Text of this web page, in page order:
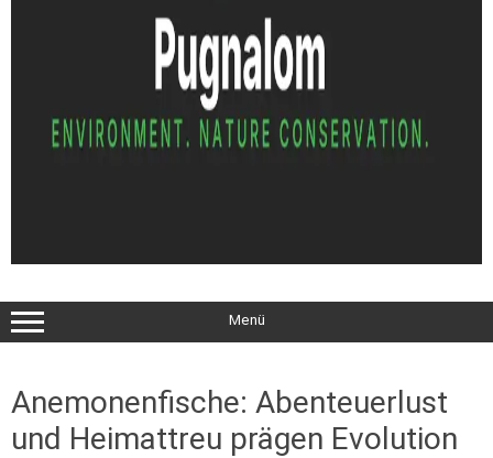
Menü
Anemonenfische: Abenteuerlust
und Heimattreu prägen Evolution